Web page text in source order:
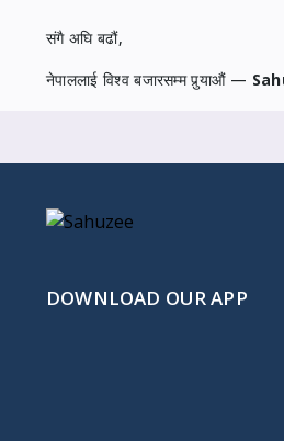
संगै अघि बढौं,
नेपाललाई विश्व बजारसम्म पुर्‍याऔं —
DOWNLOAD OUR APP